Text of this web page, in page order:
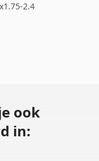
2.4
ook
in: